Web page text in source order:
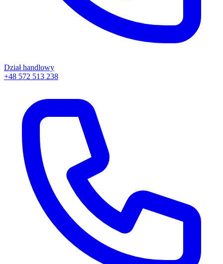
Dział handlowy
+48 572 513 238